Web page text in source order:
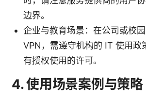
边界。
企业与教育场景：在公司或校
VPN，需遵守机构的 IT 使用政
有授权使用的许可。
4. 使用场景案例与策略